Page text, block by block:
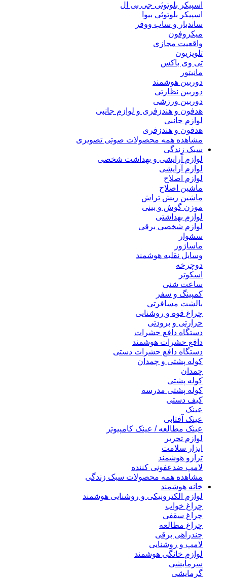
اسپیکر بلوتوثی جی بی ال
اسپیکر بلوتوثی بیوا
ساندبار و ساب ووفر
میکروفون
واقعیت مجازی
تلویزیون
تی وی باکس
مانیتور
دوربین هوشمند
دوربین نظارتی
دوربین ورزشی
هدفون و هندزفری و لوازم جانبی
لوازم جانبی
هدفون و هندزفری
مشاهده همه محصولات صوتی تصویری
سبک زندگی
لوازم آرایشی و بهداشت شخصی
لوازم آرایشی
لوازم اصلاح
ماشین اصلاح
ماشین ریش تراش
موزن گوش و بینی
لوازم بهداشتی
لوازم شخصی برقی
سشوار
ماساژور
وسایل نقلیه هوشمند
دوچرخه
اسکوتر
ساعت شنی
کمپینگ و سفر
بالشت مسافرتی
چراغ قوه و روشنایی
حرارتی و برودتی
دستگاه دافع حشرات
دافع حشرات هوشمند
دستگاه دافع حشرات دستی
کوله پشتی و چمدان
چمدان
کوله پشتی
کوله پشتی مدرسه
کیف دستی
عینک
عینک آفتابی
عینک مطالعه / عینک کامپیوتر
لوازم تحریر
ابزار سلامت
ترازو هوشمند
لامپ ضدعفونی کننده
مشاهده همه محصولات سبک زندگی
خانه هوشمند
لوازم الکترونیکی و روشنایی هوشمند
چراغ خواب
چراغ سقفی
چراغ مطالعه
چندراهی برقی
لامپ و روشنایی
لوازم خانگی هوشمند
سرمایشی
گرمایشی